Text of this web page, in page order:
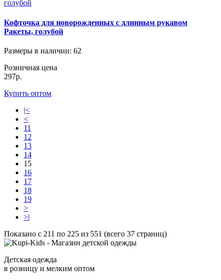
Кофточка для новорожденных с длинным рукавом
Ракеты, голубой
Размеры в наличии: 62
Розничная цена
297р.
Купить оптом
|<
<
11
12
13
14
15
16
17
18
19
>
>|
Показано с 211 по 225 из 551 (всего 37 страниц)
Детская одежда
в розницу и мелким оптом